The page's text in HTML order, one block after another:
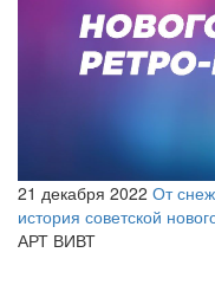
21 декабря 2022 От
история советской
АРТ ВИВТ